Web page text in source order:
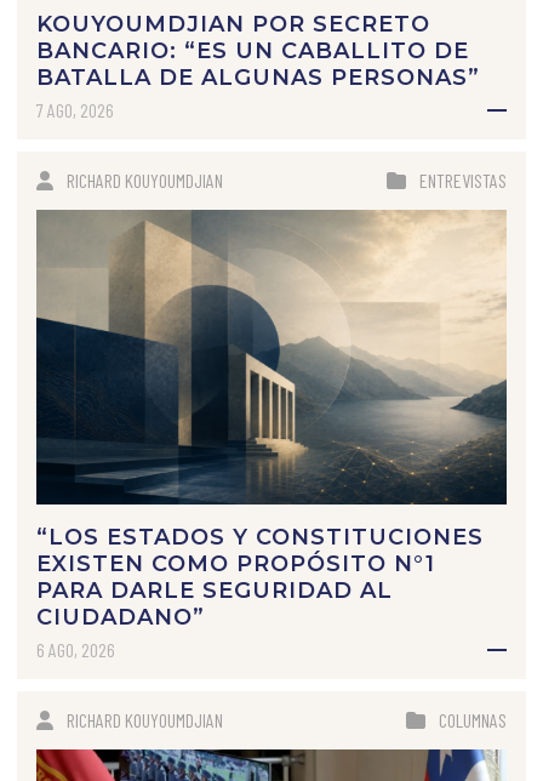
KOUYOUMDJIAN POR SECRETO
BANCARIO: “ES UN CABALLITO DE
BATALLA DE ALGUNAS PERSONAS”
7 AGO, 2026
RICHARD KOUYOUMDJIAN ENTREVISTAS
“LOS ESTADOS Y CONSTITUCIONES
EXISTEN COMO PROPÓSITO N°1
PARA DARLE SEGURIDAD AL
CIUDADANO”
6 AGO, 2026
RICHARD KOUYOUMDJIAN COLUMNAS